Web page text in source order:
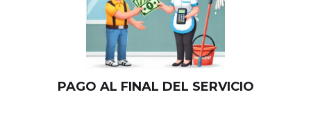
PAGO AL FINAL DEL SERVICIO